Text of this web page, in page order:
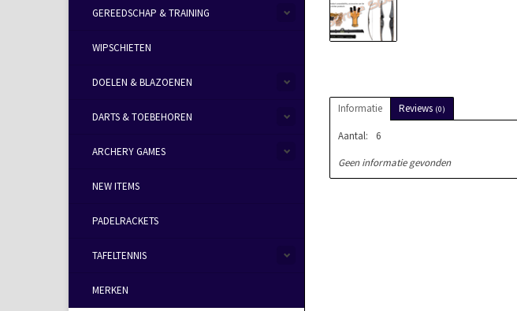
GEREEDSCHAP & TRAINING
WIPSCHIETEN
DOELEN & BLAZOENEN
DARTS & TOEBEHOREN
ARCHERY GAMES
NEW ITEMS
PADELRACKETS
TAFELTENNIS
MERKEN
Informatie Reviews (0)
Aantal:
6
Geen informatie gevonden